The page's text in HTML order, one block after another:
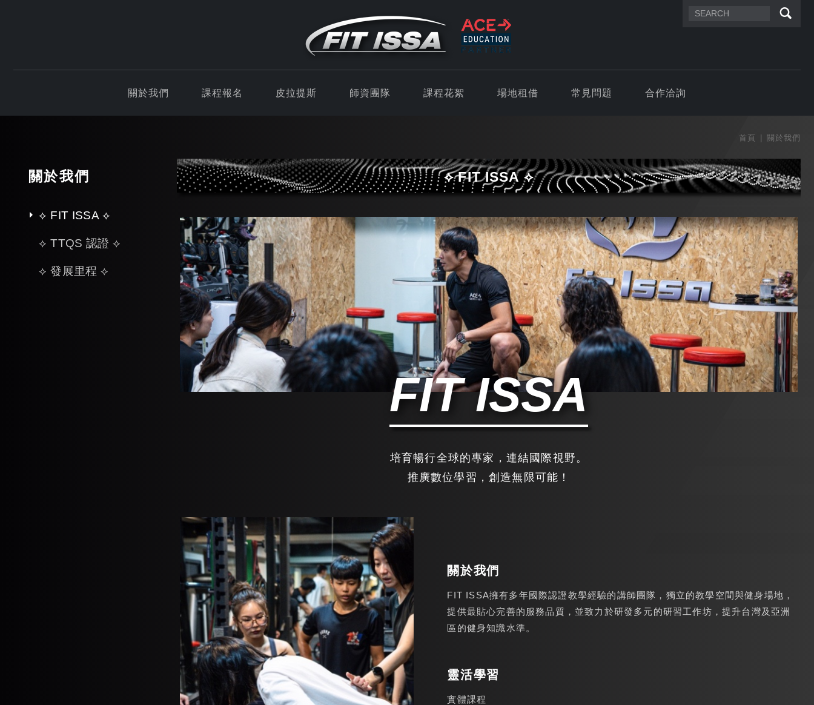
關於我們 課程報名 皮拉提斯 師資團隊 課程花絮 場地租借 常見問題 合作洽詢
首頁 關於我們
關於我們
⟡ FIT ISSA ⟡
⟡ TTQS 認證 ⟡
⟡ 發展里程 ⟡
⟡ FIT ISSA ⟡
FIT ISSA
培育暢行全球的專家，連結國際視野。
推廣數位學習，創造無限可能！
關於我們
FIT ISSA擁有多年國際認證教學經驗的講師團隊，獨立的教學空間與健身場地，
提供最貼心完善的服務品質，並致力於研發多元的研習工作坊，提升台灣及亞洲
區的健身知識水準。
靈活學習
實體課程